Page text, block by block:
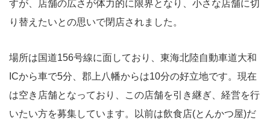
すが、店舗の広さが体力的に限界となり、小さな店舗に切
り替えたいとの思いで閉店されました。
場所は国道156号線に面しており、東海北陸自動車道大和
ICから車で5分、郡上八幡からは10分の好立地です。現在
は空き店舗となっており、この店舗を引き継ぎ、経営を行
いたい方を募集しています。以前は飲食店(とんかつ屋)だ